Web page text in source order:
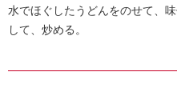
水でほぐしたうどんをのせて、
して、炒める。